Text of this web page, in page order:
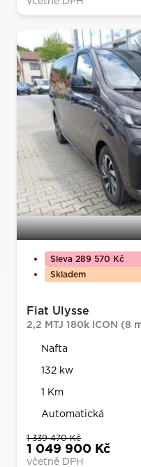
Sleva 289 570 Kč
Skladem
Fiat Ulysse
2,2 MTJ 180k ICON (8
Nafta
132 kw
1 Km
Automatická
1 339 470 Kč
1 049 900 Kč
včetně DPH